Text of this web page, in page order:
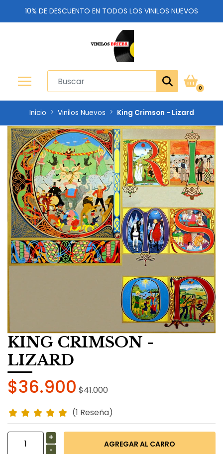
10% DE DESCUENTO EN TODOS LOS VINILOS NUEVOS
0
Inicio Vinilos Nuevos King Crimson - Lizard
KING CRIMSON -
LIZARD
$36.900 $41.000
(1 Reseña)
+
-